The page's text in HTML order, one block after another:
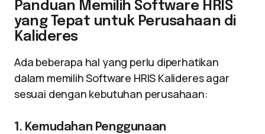
Panduan Memilih Software HRIS
yang Tepat untuk Perusahaan di
Kalideres
Ada beberapa hal yang perlu diperhatikan
dalam memilih Software HRIS Kalideres agar
sesuai dengan kebutuhan perusahaan:
1. Kemudahan Penggunaan